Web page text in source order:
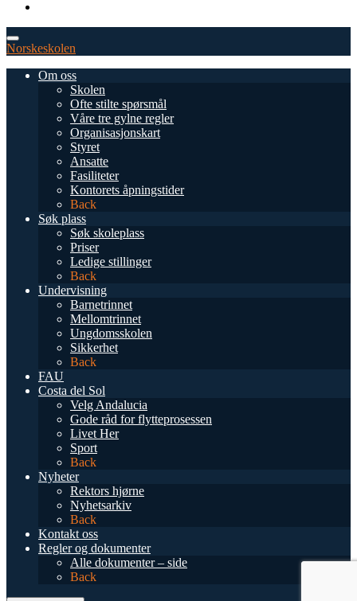
Norskeskolen
Om oss
Skolen
Ofte stilte spørsmål
Våre tre gylne regler
Organisasjonskart
Styret
Ansatte
Fasiliteter
Kontorets åpningstider
Back
Søk plass
Søk skoleplass
Priser
Ledige stillinger
Back
Undervisning
Barnetrinnet
Mellomtrinnet
Ungdomsskolen
Sikkerhet
Back
FAU
Costa del Sol
Velg Andalucia
Gode råd for flytteprosessen
Livet Her
Sport
Back
Nyheter
Rektors hjørne
Nyhetsarkiv
Back
Kontakt oss
Regler og dokumenter
Alle dokumenter – side
Back